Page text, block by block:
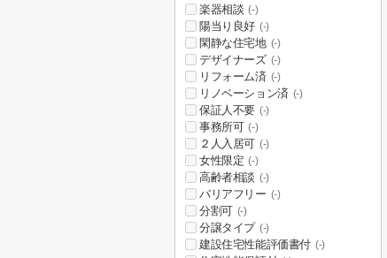
楽器相談 (-)
陽当り良好 (-)
閑静な住宅地 (-)
デザイナーズ (-)
リフォーム済 (-)
リノベーション済 (-)
保証人不要 (-)
事務所可 (-)
２人入居可 (-)
女性限定 (-)
高齢者相談 (-)
バリアフリー (-)
分割可 (-)
分譲タイプ (-)
建設住宅性能評価書付 (-)